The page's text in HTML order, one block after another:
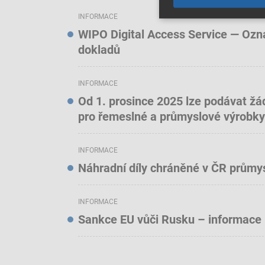
INFORMACE
WIPO Digital Access Service —
dokladů
INFORMACE
Od 1. prosince 2025 lze podávat
pro řemeslné a průmyslové výrobky
INFORMACE
Náhradní díly chráněné v ČR
INFORMACE
Sankce EU vůči Rusku –